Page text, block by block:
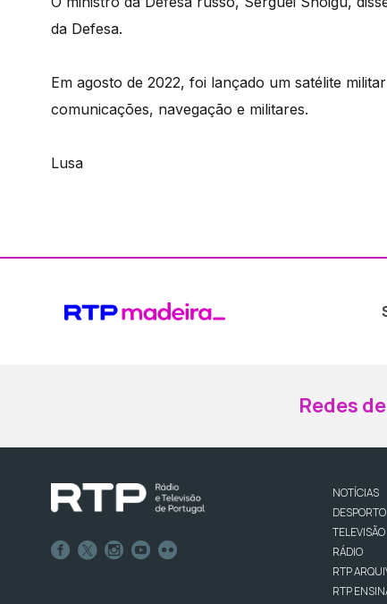
da Defesa.
Em agosto de 2022, foi lançado um satélite
comunicações, navegação e militares.
Lusa
Redes
NOTÍCIAS
DESPORTO
TELEVISÃO
RÁDIO
RTP
RTP